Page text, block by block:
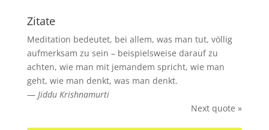
Zitate
Meditation bedeutet, bei allem, was man tut, völlig
aufmerksam zu sein – beispielsweise darauf zu
achten, wie man mit jemandem spricht, wie man
geht, wie man denkt, was man denkt.
— Jiddu Krishnamurti
Next quote »